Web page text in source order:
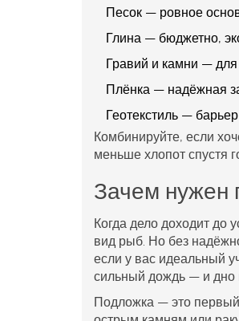
Песок — ровное
Глина — бюджетно,
Гравий и камни — для
Плёнка — надёжная
Геотекстиль —
Комбинируйте, если
меньше хлопот спустя
Зачем нужен
Когда дело доходит до
вид рыб. Но без
если у вас идеальный
сильный дождь — и дно
Подложка — это